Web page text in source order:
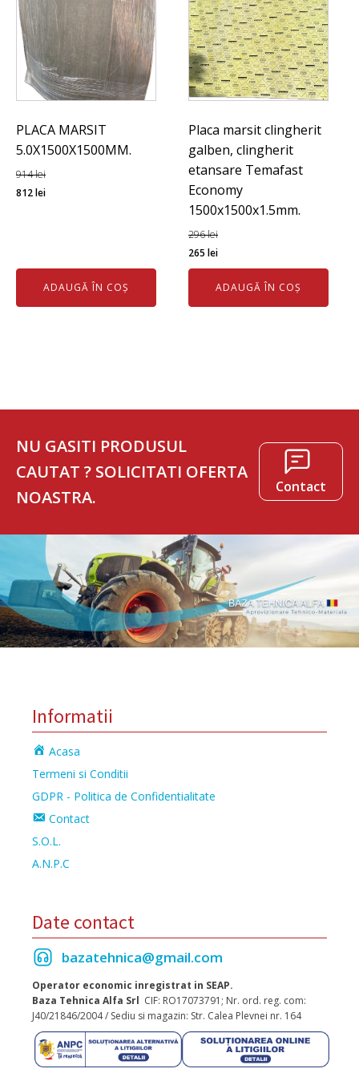
PLACA MARSIT
5.0X1500X1500MM.
914lei
Prețul
914 lei.
812leiPrețul
ADAUGĂ ÎN COȘ
Placa marsit clingherit
galben, clingherit
etansare Temafast
Economy
1500x1500x1.5mm.
296lei
Prețul
inițial
fost:
265leiPrețul
curent
este:
265 lei.
ADAUGĂ ÎN COȘ
NU GASITI PRODUSUL
CAUTAT ? SOLICITATI OFERTA
NOASTRA.
Contact
Informatii
Acasa
Termeni si Conditii
GDPR - Politica de Confidentialitate
Contact
S.O.L.
A.N.P.C
Date contact
bazatehnica@gmail.com
Operator economic inregistrat in SEAP.
Baza Tehnica Alfa Srl CIF: RO17073791; Nr. ord. reg. com:
J40/21846/2004 / Sediu si magazin: Str. Calea Plevnei nr. 164